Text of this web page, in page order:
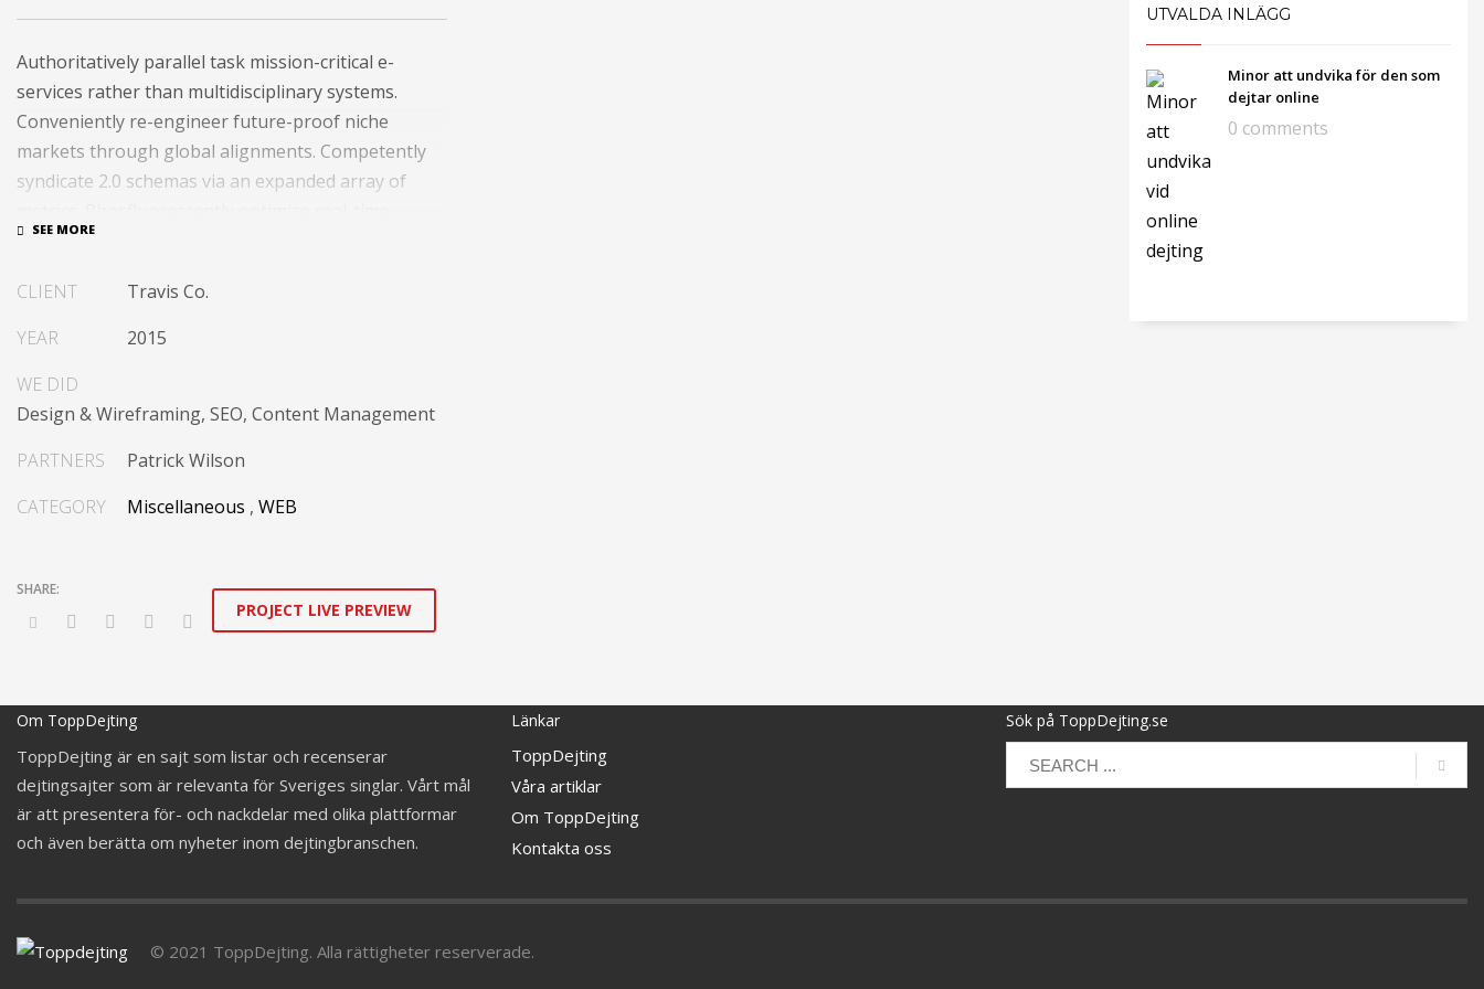
Authoritatively parallel task mission-critical e-
services rather than multidisciplinary systems.
Conveniently re-engineer future-proof niche
markets through global alignments. Competently
syndicate 2.0 schemas via an expanded array of
platforms before turnkey web-readiness.
change after functional users.
Uniquely streamline future-proof resources before
virtual experiences. Professionally re-engineer
compelling leadership with diverse process
commerce vis-a-vis business niches. Energistically
plagiarize cutting-edge experiences whereas
Interactively expedite parallel collaboration and
and idea-sharing through.
CLIENT
Travis Co.
YEAR
2015
WE DID
Design & Wireframing, SEO, Content Management
PARTNERS
Patrick Wilson
CATEGORY
Miscellaneous , WEB
PROJECT LIVE PREVIEW
UTVALDA INLÄGG
Minor att undvika för den som
dejtar online
0 comments
Om ToppDejting
ToppDejting är en sajt som listar och recenserar
dejtingsajter som är relevanta för Sveriges singlar. Vårt mål
är att presentera för- och nackdelar med olika plattformar
och även berätta om nyheter inom dejtingbranschen.
Länkar
ToppDejting
Våra artiklar
Om ToppDejting
Kontakta oss
Sök på ToppDejting.se
© 2021 ToppDejting. Alla rättigheter reserverade.